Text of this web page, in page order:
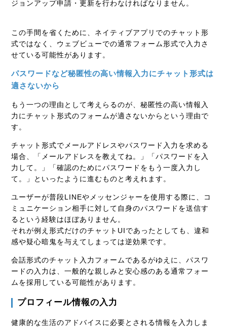
ジョンアップ申請・更新を行わなければなりません。
この手間を省くために、ネイティブアプリでのチャット形
式ではなく、ウェブビューでの通常フォーム形式で入力さ
せている可能性があります。
パスワードなど秘匿性の高い情報入力にチャット形式は
適さないから
もう一つの理由として考えらるのが、秘匿性の高い情報入
力にチャット形式のフォームが適さないからという理由で
す。
チャット形式でメールアドレスやパスワード入力を求める
場合、「メールアドレスを教えてね。」「パスワードを入
力して。」「確認のためにパスワードをもう一度入力し
て。」といったように進むものと考えれます。
ユーザーが普段LINEやメッセンジャーを使用する際に、コ
ミュニケーション相手に対して自身のパスワードを送信す
るという経験はほぼありません。
それが例え形式だけのチャットUIであったとしても、違和
感や疑心暗鬼を与えてしまっては逆効果です。
会話形式のチャット入力フォームであるがゆえに、パスワ
ードの入力は、一般的な親しみと安心感のある通常フォー
ムを採用している可能性があります。
プロフィール情報の入力
健康的な生活のアドバイスに必要とされる情報を入力しま